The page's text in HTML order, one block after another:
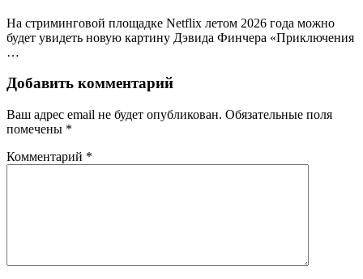
На стриминговой площадке Netflix летом 2026 года можно
будет увидеть новую картину Дэвида Финчера «Приключения
…
Добавить комментарий
Ваш адрес email не будет опубликован. Обязательные поля
помечены *
Комментарий *